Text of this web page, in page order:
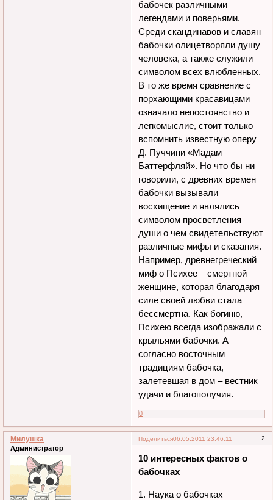
бабочек различными
легендами и поверьями.
Среди скандинавов и славян
бабочки олицетворяли душу
человека, а также служили
символом всех влюбленных.
В то же время сравнение с
порхающими красавицами
означало непостоянство и
легкомыслие, стоит только
вспомнить известную оперу
Д. Пуччини «Мадам
Баттерфляй». Но что бы ни
говорили, с древних времен
бабочки вызывали
восхищение и являлись
символом просветления
души о чем свидетельствуют
различные мифы и сказания.
Например, древнегреческий
миф о Психее – смертной
женщине, которая благодаря
силе своей любви стала
бессмертна. Как богиню,
Психею всегда изображали с
крыльями бабочки. А
согласно восточным
традициям бабочка,
залетевшая в дом – вестник
удачи и благополучия.
0
Поделиться 2
06.05.2011 23:46:11
Милушка
Администратор
10 интересных фактов о
бабочках
1. Наука о бабочках